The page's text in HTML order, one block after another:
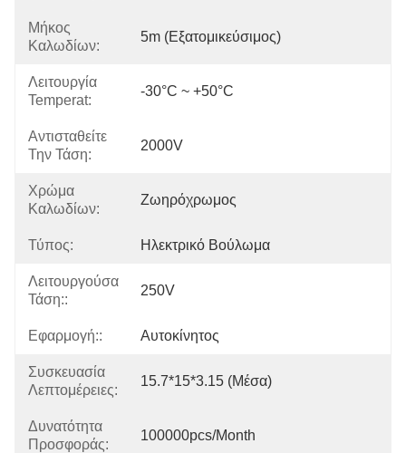
Μήκος
Καλωδίων:
5m (εξατομικεύσιμος)
Λειτουργία
Temperat:
-30°C ~ +50°C
Αντισταθείτε
Την Τάση:
2000V
Χρώμα
Καλωδίων:
Ζωηρόχρωμος
Τύπος: Ηλεκτρικό Βούλωμα
Λειτουργούσα
Τάση::
250V
Εφαρμογή:: Αυτοκίνητος
Συσκευασία
Λεπτομέρειες:
15.7*15*3.15 (μέσα)
Δυνατότητα
Προσφοράς:
100000pcs/month